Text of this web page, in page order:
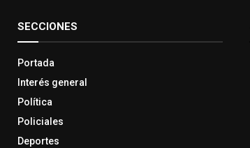
SECCIONES
Portada
Interés general
Política
Policiales
Deportes